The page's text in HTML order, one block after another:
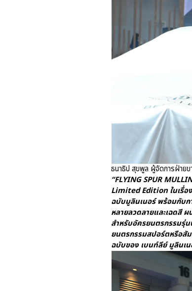
ธนาธิป สุขพูล ผู้จัดการฝ่าย
“FLYING SPUR
Limited Edition ในเรื่อ
ฉบับมูลินเนอร์ พร้อมกับก
หลายลวดลายและเฉดสี
สำหรับอัครยนตรกรรมรุ่
ยนตรกรรมสปอร์ตหรือสั
ฉบับของ เบนท์ลีย์ มูลินเ